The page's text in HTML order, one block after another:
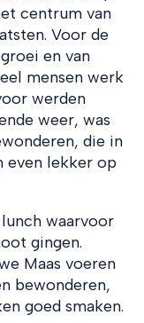
centrum van
Voor de
en van
mensen werk
werden
weer, was
die in
even lekker op
waarvoor
gingen.
Maas voeren
bewonderen,
goed smaken.